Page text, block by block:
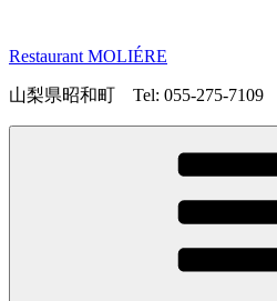
テ
ン
へ
Restaurant MOLIÉRE
山梨県昭和町 Tel: 055-275-7109